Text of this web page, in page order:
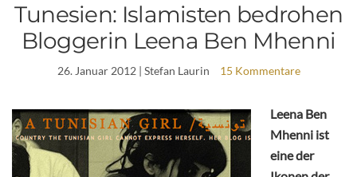
Tunesien: Islamisten bedrohen
Bloggerin Leena Ben Mhenni
26. Januar 2012| Stefan Laurin 15 Kommentare
Leena Ben
Mhenni ist
eine der